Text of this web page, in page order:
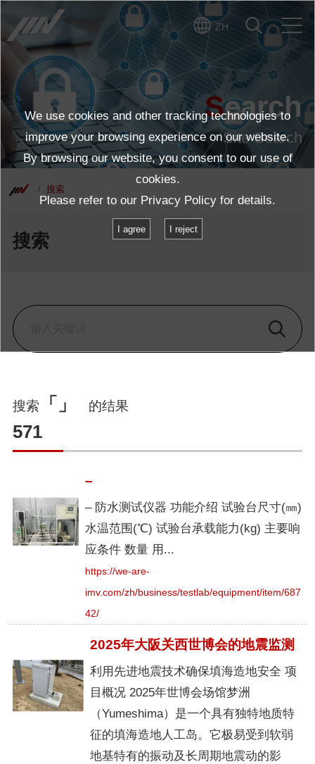
ZH
Search
Site Search
搜索
搜索
搜索 「」 的结果
571
–
– 防水测试仪器 功能介绍 试验台尺寸(㎜)
水温范围(℃) 试验台承载能力(kg) 主要响
应条件 数量 用...
https://we-are-
imv.com/zh/business/testlab/equipment/item/687
42/
2025年大阪关西世博会的地震监测
利用先进地震技术确保填海造地安全 项
目概况 2025年世博会场馆梦洲
（Yumeshima）是一个具有独特地质特
征的填海造地人工岛。它极易受到软弱
地基特有的振动及长周期地震动的影
We use cookies and other tracking technologies to
improve your browsing experience on our website.
By browsing our website, you consent to our use of
cookies.
Please refer to our Privacy Policy for details.
I agree I reject